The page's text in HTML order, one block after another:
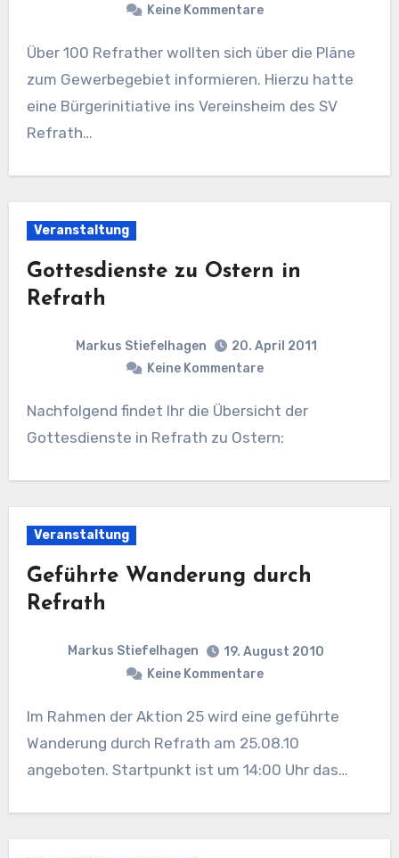
Keine Kommentare
Über 100 Refrather wollten sich über die Pläne
zum Gewerbegebiet informieren. Hierzu hatte
eine Bürgerinitiative ins Vereinsheim des SV
Refrath…
Veranstaltung
Gottesdienste zu Ostern in
Refrath
Markus Stiefelhagen
20. April 2011
Keine Kommentare
Nachfolgend findet Ihr die Übersicht der
Gottesdienste in Refrath zu Ostern:
Veranstaltung
Geführte Wanderung durch
Refrath
Markus Stiefelhagen
19. August 2010
Keine Kommentare
Im Rahmen der Aktion 25 wird eine geführte
Wanderung durch Refrath am 25.08.10
angeboten. Startpunkt ist um 14:00 Uhr das…